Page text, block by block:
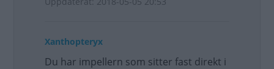
Xanthopteryx
Du har impellern som sitter fast direkt i